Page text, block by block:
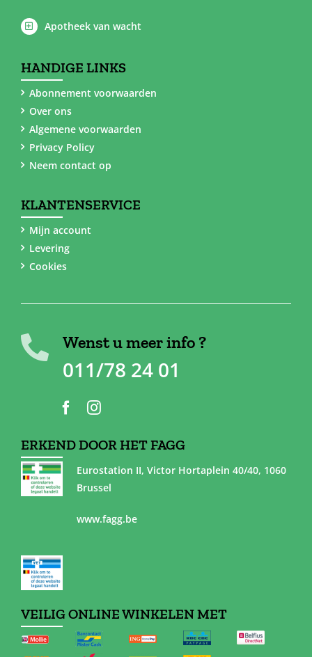
Apotheek van wacht
HANDIGE LINKS
Abonnement voorwaarden
Over ons
Algemene voorwaarden
Privacy Policy
Neem contact op
KLANTENSERVICE
Mijn account
Levering
Cookies
Wenst u meer info ?
011/78 24 01
ERKEND DOOR HET FAGG
Eurostation II, Victor Hortaplein 40/40, 1060
Brussel
www.fagg.be
VEILIG ONLINE WINKELEN MET